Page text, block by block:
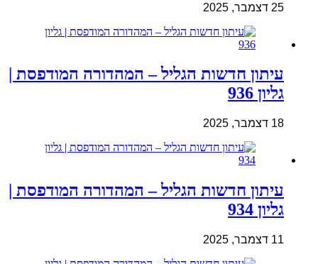
25 דצמבר, 2025
עיתון חדשות הגליל – המהדורה המודפסת |
גליון 936
18 דצמבר, 2025
עיתון חדשות הגליל – המהדורה המודפסת |
גליון 934
11 דצמבר, 2025